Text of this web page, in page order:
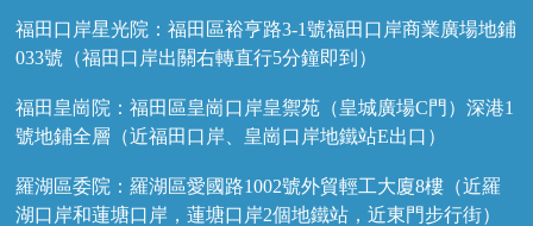
福田口岸星光院：福田區裕亨路3-1號福田口岸商業廣場地鋪
033號（福田口岸出關右轉直行5分鐘即到）
福田皇崗院：福田區皇崗口岸皇禦苑（皇城廣場C門）深港1
號地鋪全層（近福田口岸、皇崗口岸地鐵站E出口）
羅湖區委院：羅湖區愛國路1002號外貿輕工大廈8樓（近羅
湖口岸和蓮塘口岸，蓮塘口岸2個地鐵站，近東門步行街）